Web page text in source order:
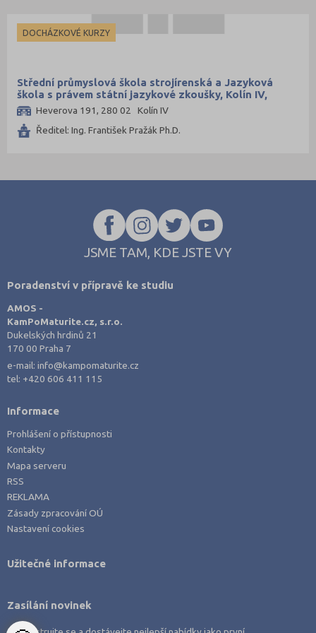
Mladá Boleslav (8)
Náchod (7)
Nový Jičín (4)
Nymburk (4)
Praha hlavní město (194)
Praha-východ (5)
Praha-západ (8)
Prachatice (1)
Prostějov (2)
Přerov (3)
Příbram (5)
Rakovník (2)
Rokycany (2)
Rychnov nad Kněžnou (2)
Strakonice (3)
Šumperk (4)
Tábor (7)
DOCHÁZKOVÉ KURZY
Střední průmyslová škola strojírenská a Jazyková
škola s právem státní jazykové zkoušky, Kolín IV,
Heverova 191
Heverova 191, 280 02 Kolín IV
Ředitel: Ing. František Pražák Ph.D.
JSME TAM, KDE JSTE VY
Poradenství v přípravě ke studiu
AMOS -
KamPoMaturite.cz, s.r.o.
Dukelských hrdinů 21
170 00 Praha 7
e-mail:info@kampomaturite.cz
tel: +420 606 411 115
Informace
Prohlášení o přístupnosti
Kontakty
Mapa serveru
RSS
REKLAMA
Zásady zpracování OÚ
Nastavení cookies
Užitečné informace
Zasílání novinek